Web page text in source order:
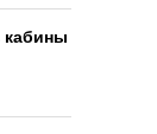
кабины